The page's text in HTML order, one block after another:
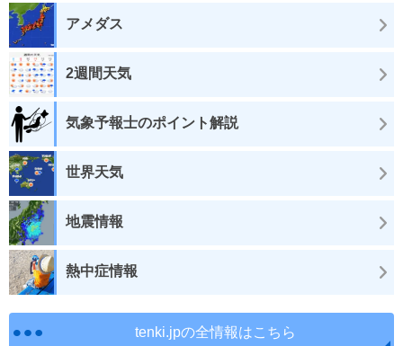
アメダス
2週間天気
気象予報士のポイント解説
世界天気
地震情報
熱中症情報
tenki.jpの全情報はこちら